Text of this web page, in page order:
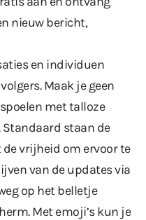
nieuw bericht,
en individuen
Maak je geen
met talloze
Standaard staan de
vrijheid om ervoor te
van de updates via
op het belletje
Met emoji’s kun je